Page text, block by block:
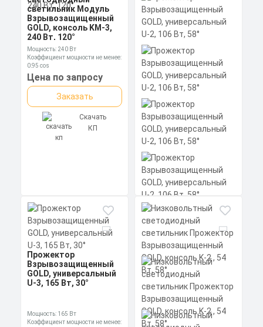
Коэффициент мощности не менее:
0,95 cos
Материал корпуса:
Экструдированный
алюминиевый профиль
(анодированный), вторичная
оптика из акрила (ПММА) с
силиконовой прокладкой.
Цена по запросу
Заказать
КП
Коэффициент мощности не менее:
0,95 cos
Материал корпуса:
Экструдированный
алюминиевый профиль
(анодированный), рассеиватель
поликарбонат.
Цена по запросу
Скачать
КП
светильник Модуль
Взрывозащищенный
GOLD, консоль KM-3,
240 Вт, 120°
Мощность: 240 Вт
Коэффициент мощности не менее:
0,95 cos
Материал корпуса:
Экструдированный
алюминиевый профиль
(анодированный), рассеиватель
поликарбонат.
Цена по запросу
Заказать
Скачать
КП
Прожектор
Взрывозащищенный
GOLD, универсальный
U-2, 106 Вт, 58°
Мощность: 106 Вт
Коэффициент мощности не менее:
Материал корпуса:
Экструдированный
алюминиевый профиль
(анодированный), вторичная
оптика из акрила (ПММА) с
Цена по запросу
Заказать
Прожектор
Взрывозащищенный
GOLD, универсальный
U-3, 165 Вт, 30°
Мощность: 165 Вт
Коэффициент мощности не менее: